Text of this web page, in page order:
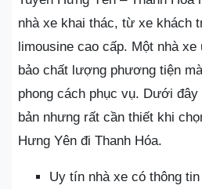
nhà xe khai thác, từ xe khách
limousine cao cấp. Một nhà
bảo chất lượng phương tiện
phong cách phục vụ. Dưới
bản nhưng rất cần thiết khi
Hưng Yên đi Thanh Hóa.
Uy tín nhà xe có thông